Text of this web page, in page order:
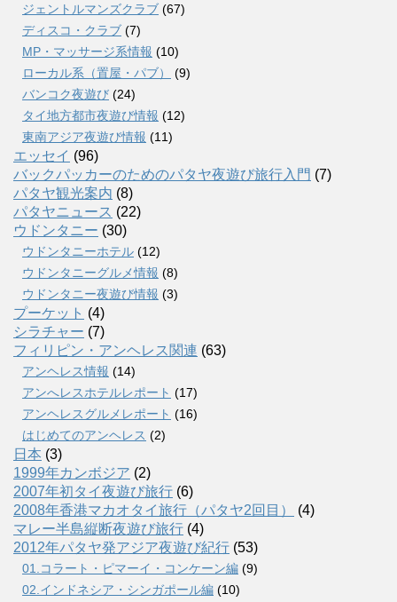
ジェントルマンズクラブ (67)
ディスコ・クラブ (7)
MP・マッサージ系情報 (10)
ローカル系（置屋・パブ）
(9)
バンコク夜遊び (24)
タイ地方都市夜遊び情報 (12)
東南アジア夜遊び情報 (11)
エッセイ (96)
バックパッカーのためのパタヤ夜遊び旅行入門 (7)
パタヤ観光案内 (8)
パタヤニュース (22)
ウドンタニー (30)
ウドンタニーホテル (12)
ウドンタニーグルメ情報 (8)
ウドンタニー夜遊び情報 (3)
プーケット (4)
シラチャー (7)
フィリピン・アンヘレス関連 (63)
アンヘレス情報 (14)
アンへレスホテルレポート (17)
アンヘレスグルメレポート (16)
はじめてのアンヘレス (2)
日本 (3)
1999年カンボジア (2)
2007年初タイ夜遊び旅行 (6)
2008年香港マカオタイ旅行（パタヤ2回目）
(4)
マレー半島縦断夜遊び旅行 (4)
2012年パタヤ発アジア夜遊び紀行 (53)
01.コラート・ピマーイ・コンケーン編 (9)
02.インドネシア・シンガポール編 (10)